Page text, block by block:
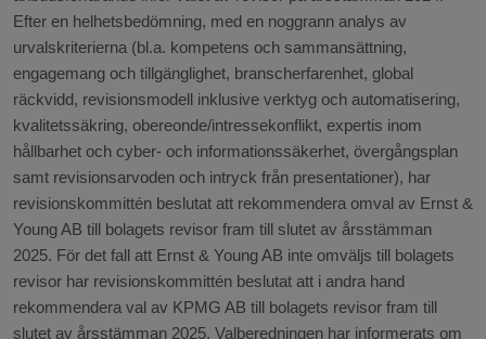
Efter en helhetsbedömning, med en noggrann analys av
urvalskriterierna (bl.a. kompetens och sammansättning,
engagemang och tillgänglighet, branscherfarenhet, global
räckvidd, revisionsmodell inklusive verktyg och automatisering,
kvalitetssäkring, obereonde/intressekonflikt, expertis inom
hållbarhet och cyber- och informationssäkerhet, övergångsplan
samt revisionsarvoden och intryck från presentationer), har
revisionskommittén beslutat att rekommendera omval av Ernst &
Young AB till bolagets revisor fram till slutet av årsstämman
2025. För det fall att Ernst & Young AB inte omväljs till bolagets
revisor har revisionskommittén beslutat att i andra hand
rekommendera val av KPMG AB till bolagets revisor fram till
slutet av årsstämman 2025. Valberedningen har informerats om